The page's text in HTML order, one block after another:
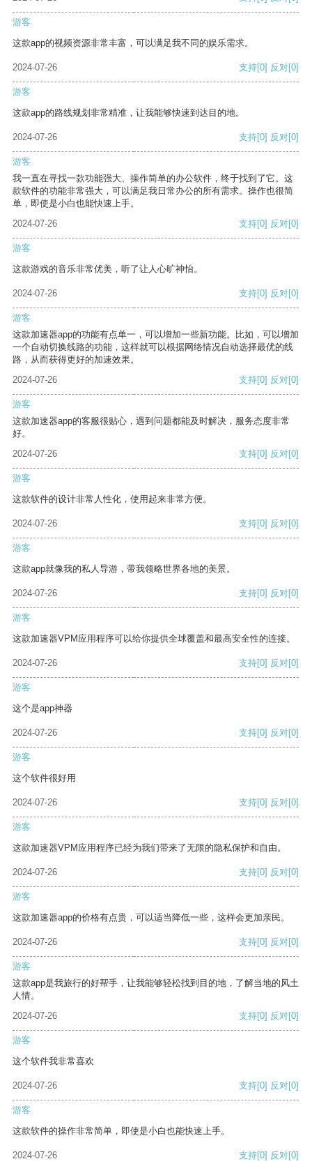
游客
这款app的视频资源非常丰富，可以满足我不同的娱乐需求。
2024-07-26 支持[0] 反对[0]
游客
这款app的路线规划非常精准，让我能够快速到达目的地。
2024-07-26 支持[0] 反对[0]
游客
我一直在寻找一款功能强大、操作简单的办公软件，终于找到了它。这
款软件的功能非常强大，可以满足我日常办公的所有需求。操作也很简
单，即使是小白也能快速上手。
2024-07-26
支持[0] 反对[0]
游客
这款游戏的音乐非常优美，听了让人心旷神怡。
2024-07-26 支持[0] 反对[0]
游客
这款加速器app的功能有点单一，可以增加一些新功能。比如，可以增加
一个自动切换线路的功能，这样就可以根据网络情况自动选择最优的线
路，从而获得更好的加速效果。
2024-07-26
支持[0] 反对[0]
游客
这款加速器app的客服很贴心，遇到问题都能及时解决，服务态度非常
好。
2024-07-26
支持[0] 反对[0]
游客
这款软件的设计非常人性化，使用起来非常方便。
2024-07-26 支持[0] 反对[0]
游客
这款app就像我的私人导游，带我领略世界各地的美景。
2024-07-26 支持[0] 反对[0]
游客
这款加速器VPM应用程序可以给你提供全球覆盖和最高安全性的连接。
2024-07-26 支持[0] 反对[0]
游客
这个是app神器
2024-07-26 支持[0] 反对[0]
游客
这个软件很好用
2024-07-26 支持[0] 反对[0]
游客
这款加速器VPM应用程序已经为我们带来了无限的隐私保护和自由。
2024-07-26 支持[0] 反对[0]
游客
这款加速器app的价格有点贵，可以适当降低一些，这样会更加亲民。
2024-07-26 支持[0] 反对[0]
游客
这款app是我旅行的好帮手，让我能够轻松找到目的地，了解当地的风土
人情。
2024-07-26
支持[0] 反对[0]
游客
这个软件我非常喜欢
2024-07-26 支持[0] 反对[0]
游客
这款软件的操作非常简单，即使是小白也能快速上手。
2024-07-26 支持[0] 反对[0]